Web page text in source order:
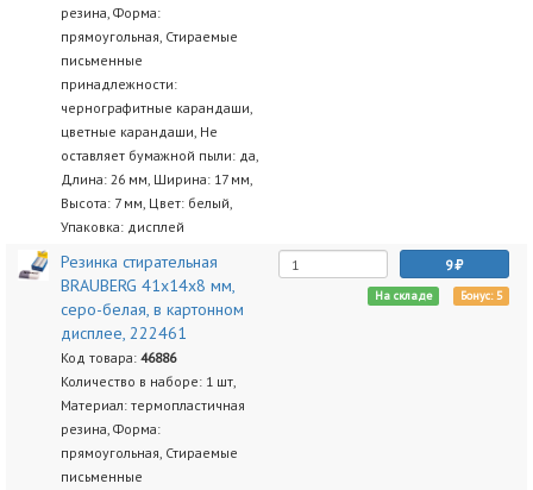
резина, Форма:
прямоугольная, Стираемые
письменные
принадлежности:
чернографитные карандаши,
цветные карандаши, Не
оставляет бумажной пыли: да,
Длина: 26 мм, Ширина: 17 мм,
Высота: 7 мм, Цвет: белый,
Упаковка: дисплей
Резинка стирательная
BRAUBERG 41х14х8 мм,
серо-белая, в картонном
дисплее, 222461
Код товара: 46886
Количество в наборе: 1 шт,
Материал: термопластичная
резина, Форма:
прямоугольная, Стираемые
письменные
9
На складе Бонус: 5